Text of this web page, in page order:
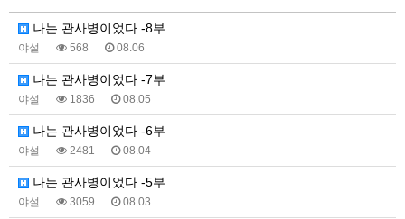
나는 관사병이었다 -8부
야설 568 08.06
나는 관사병이었다 -7부
야설 1836 08.05
나는 관사병이었다 -6부
야설 2481 08.04
나는 관사병이었다 -5부
야설 3059 08.03